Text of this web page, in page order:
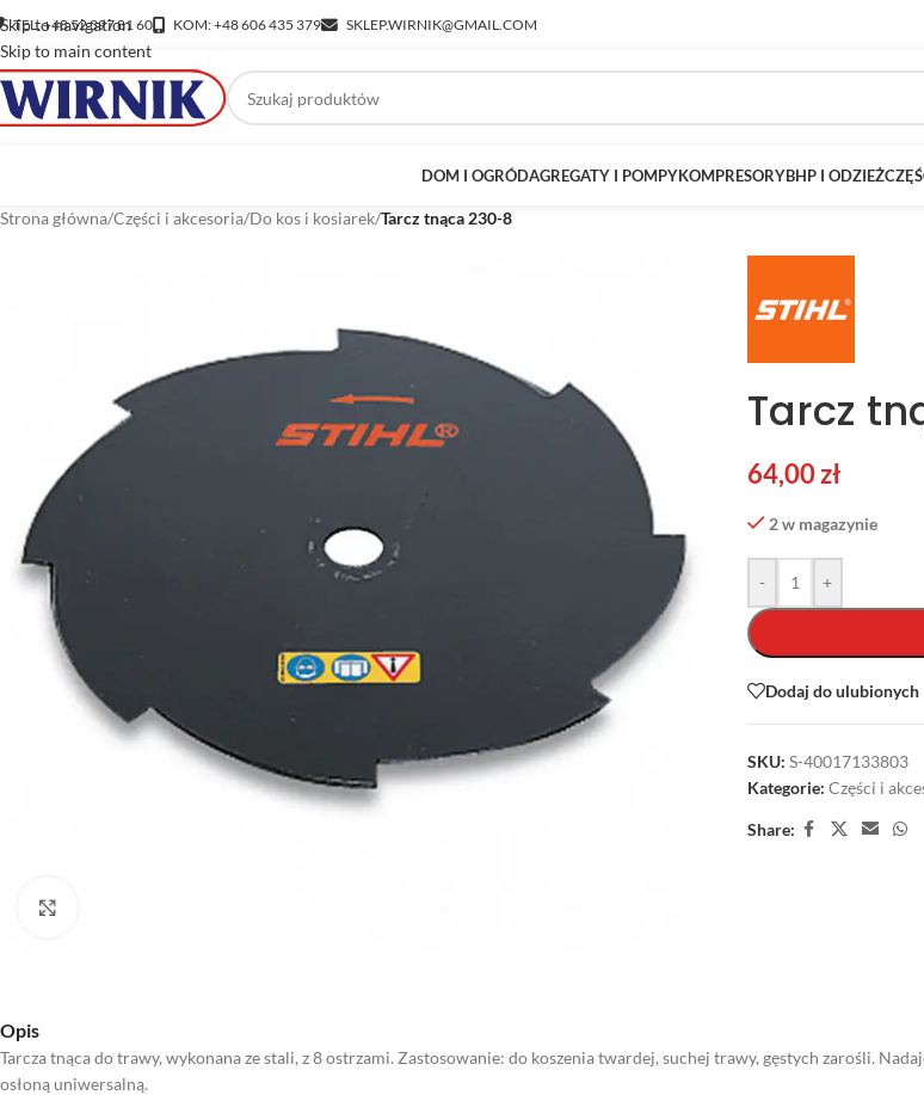
Skip to navigation
Skip to main content
TEL: +48 52 397 81 60 KOM: +48 606 435 379 SKLEP.WIRNIK@GMAIL.COM
DOM I OGRÓDAGREGATY I POMPYKOMPRESORYBHP I ODZIEŻ
Strona główna/Części i akcesoria/Do kos i kosiarek/Tarcz tnąca 230-8
Tarcz
64,00zł
2 w magazynie
- +
Dodaj do ulubionych
SKU: S-40017133803
Kategorie: Części i
Share:
Opis
Tarcza tnąca do trawy, wykonana ze stali, z 8 ostrzami. Zastosowanie: do koszenia twardej, suchej trawy, gęstych zarośli.
osłoną uniwersalną.